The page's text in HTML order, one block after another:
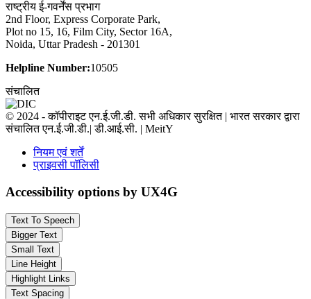
राष्ट्रीय ई-गवर्नेंस प्रभाग
2nd Floor, Express Corporate Park,
Plot no 15, 16, Film City, Sector 16A,
Noida, Uttar Pradesh - 201301
Helpline Number:10505
संचालित
© 2024 - कॉपीराइट एन.ई.जी.डी. सभी अधिकार सुरक्षित | भारत सरकार द्वारा
संचालित एन.ई.जी.डी.| डी.आई.सी. | MeitY
नियम एवं शर्तें
प्राइवसी पॉलिसी
Accessibility options by UX4G
Text To Speech
Bigger Text
Small Text
Line Height
Highlight Links
Text Spacing